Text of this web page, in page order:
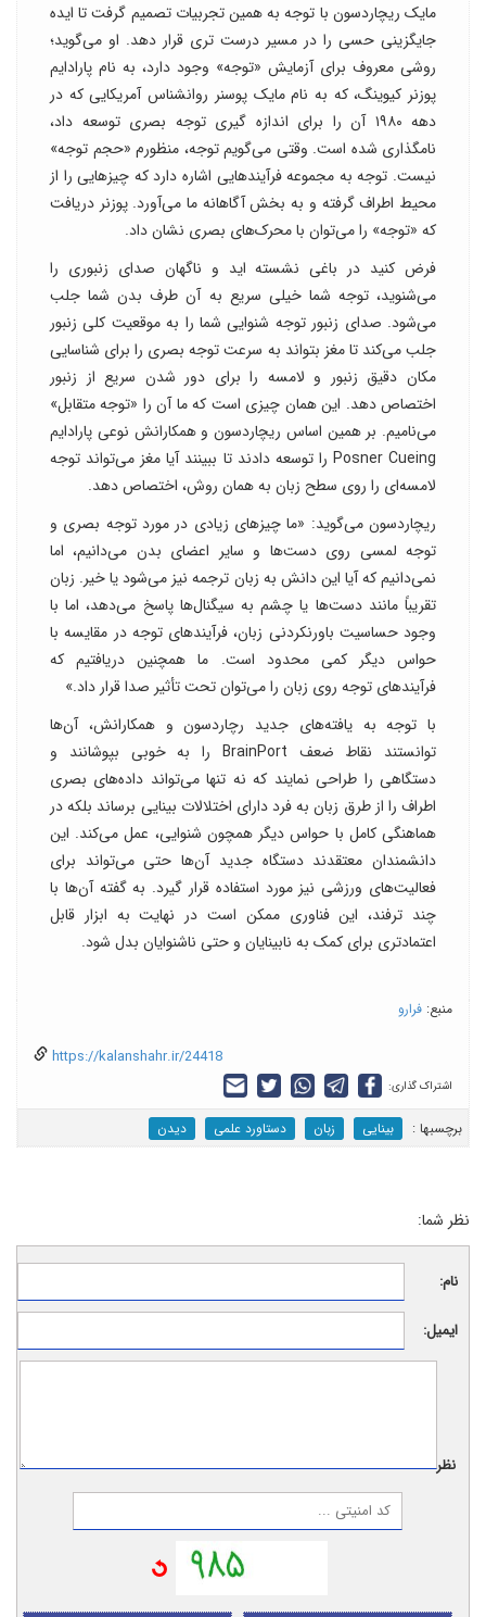
مایک ریچاردسون با توجه به همین تجربیات تصمیم گرفت تا ایده
جایگزینی حسی را در مسیر درست تری قرار دهد. او می‌گوید؛
روشی معروف برای آزمایش «توجه» وجود دارد، به نام پارادایم
پوزنر کیوینگ، که به نام مایک پوسنر روانشناس آمریکایی که در
دهه ۱۹۸۰ آن را برای اندازه گیری توجه بصری توسعه داد،
نامگذاری شده است. وقتی می‌گویم توجه، منظورم «حجم توجه»
نیست. توجه به مجموعه فرآیند‌هایی اشاره دارد که چیز‌هایی را از
محیط اطراف گرفته و به بخش آگاهانه ما می‌آورد. پوزنر دریافت
که «توجه» را می‌توان با محرک‌های بصری نشان داد.
فرض کنید در باغی نشسته اید و ناگهان صدای زنبوری را
می‌شنوید، توجه شما خیلی سریع به آن طرف بدن شما جلب
می‌شود. صدای زنبور توجه شنوایی شما را به موقعیت کلی زنبور
جلب می‌کند تا مغز بتواند به سرعت توجه بصری را برای شناسایی
مکان دقیق زنبور و لامسه را برای دور شدن سریع از زنبور
اختصاص دهد. این همان چیزی است که ما آن را «توجه متقابل»
می‌نامیم. بر همین اساس ریچاردسون و همکارانش نوعی پارادایم
Posner Cueing را توسعه دادند تا ببینند آیا مغز می‌تواند توجه
لامسه‌ای را روی سطح زبان به همان روش، اختصاص دهد.
ریچاردسون می‌گوید: «ما چیز‌های زیادی در مورد توجه بصری و
توجه لمسی روی دست‌ها و سایر اعضای بدن می‌دانیم، اما
نمی‌دانیم که آیا این دانش به زبان ترجمه نیز می‌شود یا خیر. زبان
تقریباً مانند دست‌ها یا چشم به سیگنال‌ها پاسخ می‌دهد، اما با
وجود حساسیت باورنکردنی زبان، فرآیند‌های توجه در مقایسه با
حواس دیگر کمی محدود است. ما همچنین دریافتیم که
فرآیند‌های توجه روی زبان را می‌توان تحت تأثیر صدا قرار داد.»
با توجه به یافته‌های جدید رچاردسون و همکارانش، آن‌ها
توانستند نقاط ضعف BrainPort را به خوبی بپوشانند و
دستگاهی را طراحی نمایند که نه تنها می‌تواند داده‌های بصری
اطراف را از طرق زبان به فرد دارای اختلالات بینایی برساند بلکه در
هماهنگی کامل با حواس دیگر همچون شنوایی، عمل می‌کند. این
دانشمندان معتقدند دستگاه جدید آن‌ها حتی می‌تواند برای
فعالیت‌های ورزشی نیز مورد استفاده قرار گیرد. به گفته آن‌ها با
چند ترفند، این فناوری ممکن است در نهایت به ابزار قابل
اعتمادتری برای کمک به نابینایان و حتی ناشنوایان بدل شود.
منبع: فرارو
https://kalanshahr.ir/24418
اشتراک گذاری:
برچسب‎ها : بینایی زبان دستاورد علمی دیدن
نظر شما:
نام:
ایمیل:
نظر: